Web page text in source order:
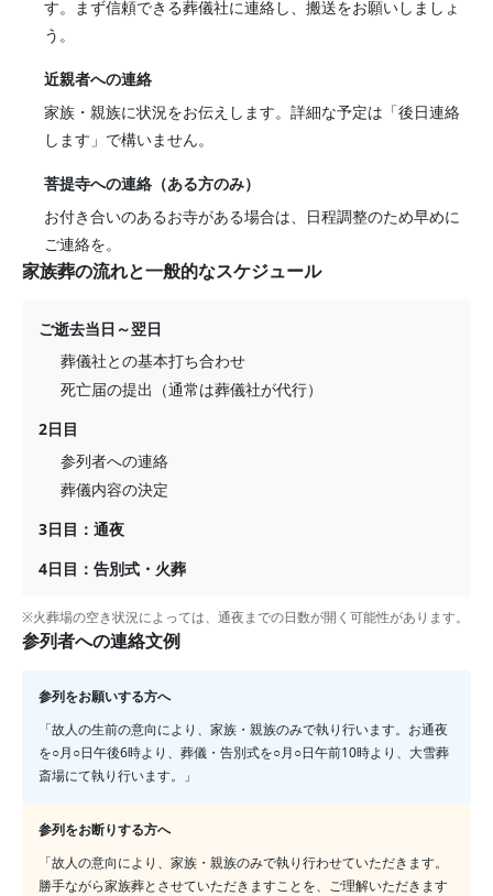
す。まず信頼できる葬儀社に連絡し、搬送をお願いしましょ
う。
近親者への連絡
家族・親族に状況をお伝えします。詳細な予定は「後日連絡
します」で構いません。
菩提寺への連絡（ある方のみ）
お付き合いのあるお寺がある場合は、日程調整のため早めに
ご連絡を。
家族葬の流れと一般的なスケジュール
ご逝去当日～翌日
葬儀社との基本打ち合わせ
死亡届の提出（通常は葬儀社が代行）
2日目
参列者への連絡
葬儀内容の決定
3日目：通夜
4日目：告別式・火葬
※火葬場の空き状況によっては、通夜までの日数が開く可能性があります。
参列者への連絡文例
参列をお願いする方へ
「故人の生前の意向により、家族・親族のみで執り行います。お通夜
を○月○日午後6時より、葬儀・告別式を○月○日午前10時より、 大雪葬
斎場にて執り行います。」
参列をお断りする方へ
「故人の意向により、家族・親族のみで執り行わせていただきます。
勝手ながら家族葬とさせていただきますことを、ご理解いただきます